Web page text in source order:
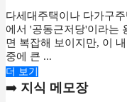
다세대주택이나 다가구
에서 '공동근저당'이라는
면 복잡해 보이지만, 이
중에 큰 ...
더 보기
➡️ 지식 메모장